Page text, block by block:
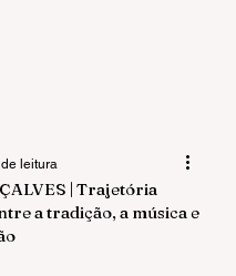
| Trajetória
a tradição, a música e
leitura